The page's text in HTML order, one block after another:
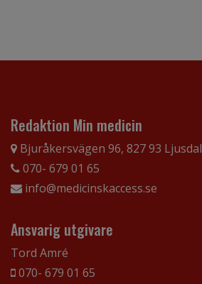
Redaktion Min medicin
Bjuråkersvägen 96, 827 93 Ljusdal
070- 679 01 65
info@medicinskaccess.se
Ansvarig utgivare
Tord Amré
070- 679 01 65